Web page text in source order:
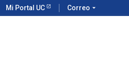
Mi Portal UC Correo arrow_drop_down